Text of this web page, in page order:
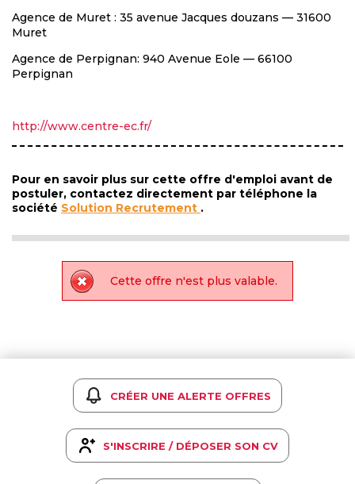
Agence de Muret : 35 avenue Jacques douzans — 31600
Muret
Agence de Perpignan: 940 Avenue Eole — 66100
Perpignan
http://www.centre-ec.fr/
Pour en savoir plus sur cette offre d'emploi avant de
postuler, contactez directement par téléphone la
société Solution Recrutement .
Cette offre n'est plus valable.
CRÉER UNE ALERTE OFFRES
S'INSCRIRE / DÉPOSER SON CV